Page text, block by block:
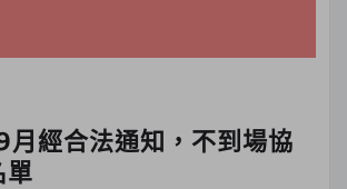
月經合法通知，不到場協
單